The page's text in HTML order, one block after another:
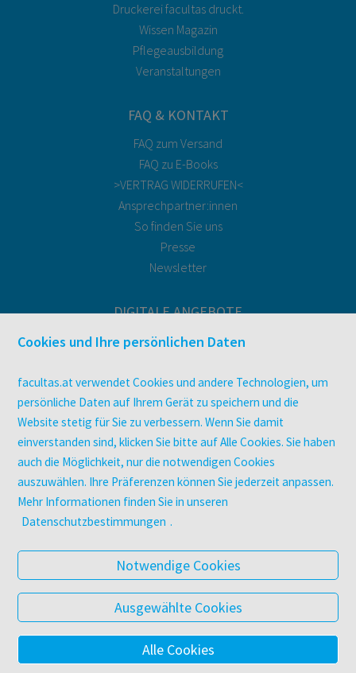
Druckerei facultas druckt.
Wissen Magazin
Pflegeausbildung
Veranstaltungen
FAQ & KONTAKT
FAQ zum Versand
FAQ zu E-Books
>VERTRAG WIDERRUFEN<
Ansprechpartner:innen
So finden Sie uns
Presse
Newsletter
DIGITALE ANGEBOTE
Überblick
utb elibrary
E-Books
facultas Club
UNTERNEHMEN
Über facultas
Arbeiten bei facultas
Datenschutz & Cookies
AGB
Barrierefreiheit
© 2025 Facultas Verlags- und Buchhandels AG
Cookies und Ihre persönlichen Daten
facultas.at verwendet Cookies und andere Technologien, um
persönliche Daten auf Ihrem Gerät zu speichern und die
Website stetig für Sie zu verbessern. Wenn Sie damit
einverstanden sind, klicken Sie bitte auf Alle Cookies. Sie haben
auch die Möglichkeit, nur die notwendigen Cookies
auszuwählen. Ihre Präferenzen können Sie jederzeit anpassen.
Mehr Informationen finden Sie in unseren
Datenschutzbestimmungen .
Notwendige Cookies
Ausgewählte Cookies
Alle Cookies